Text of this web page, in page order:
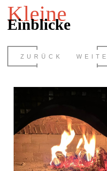
Kleine
Einblicke
ZURÜCK